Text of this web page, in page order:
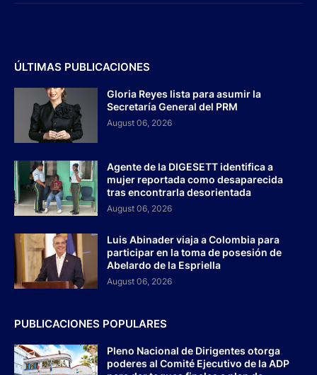
ÚLTIMAS PUBLICACIONES
Gloria Reyes lista para asumir la
Secretaría General del PRM
August 06, 2026
Agente de la DIGESETT identifica a
mujer reportada como desaparecida
tras encontrarla desorientada
August 06, 2026
Luis Abinader viaja a Colombia para
participar en la toma de posesión de
Abelardo de la Espriella
August 06, 2026
PUBLICACIONES POPULARES
Pleno Nacional de Dirigentes otorga
poderes al Comité Ejecutivo de la ADP